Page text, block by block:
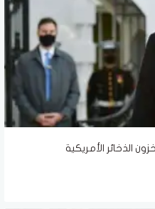
الذخائر الأمريكية